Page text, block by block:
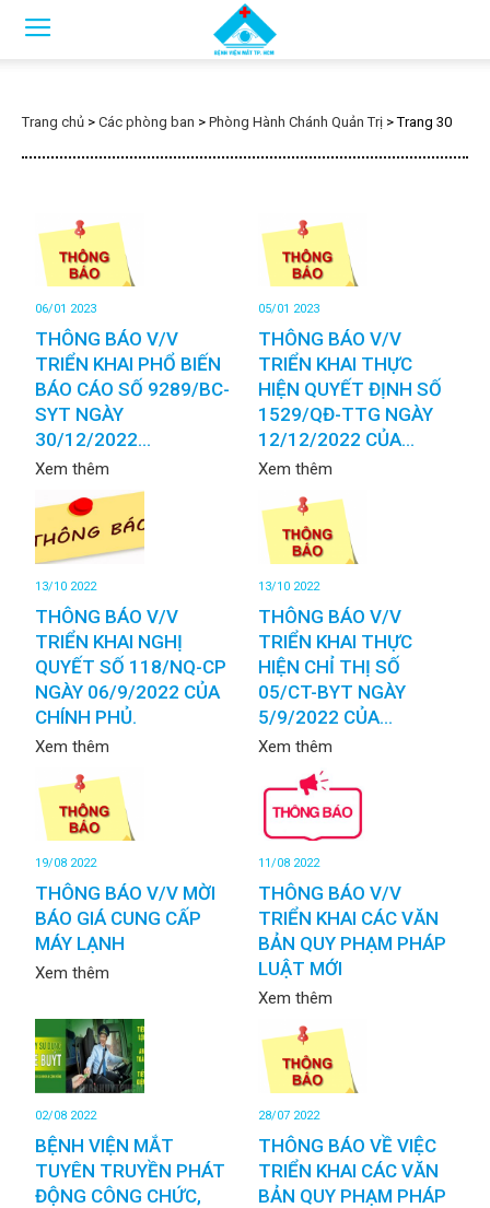
Trang chủ > Các phòng ban > Phòng Hành Chánh Quản Trị >Trang 30
06/01 2023
THÔNG BÁO V/V
TRIỂN KHAI PHỔ BIẾN
BÁO CÁO SỐ 9289/BC-
SYT NGÀY
30/12/2022...
Xem thêm
05/01 2023
THÔNG BÁO V/V
TRIỂN KHAI THỰC
HIỆN QUYẾT ĐỊNH SỐ
1529/QĐ-TTG NGÀY
12/12/2022 CỦA...
Xem thêm
13/10 2022
THÔNG BÁO V/V
TRIỂN KHAI NGHỊ
QUYẾT SỐ 118/NQ-CP
NGÀY 06/9/2022 CỦA
CHÍNH PHỦ.
Xem thêm
13/10 2022
THÔNG BÁO V/V
TRIỂN KHAI THỰC
HIỆN CHỈ THỊ SỐ
05/CT-BYT NGÀY
5/9/2022 CỦA...
Xem thêm
19/08 2022
THÔNG BÁO V/V MỜI
BÁO GIÁ CUNG CẤP
MÁY LẠNH
Xem thêm
11/08 2022
THÔNG BÁO V/V
TRIỂN KHAI CÁC VĂN
BẢN QUY PHẠM PHÁP
LUẬT MỚI
Xem thêm
02/08 2022
BỆNH VIỆN MẮT
TUYÊN TRUYỀN PHÁT
ĐỘNG CÔNG CHỨC,
28/07 2022
THÔNG BÁO VỀ VIỆC
TRIỂN KHAI CÁC VĂN
BẢN QUY PHẠM PHÁP